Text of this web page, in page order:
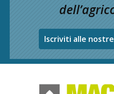
Iscriviti alle